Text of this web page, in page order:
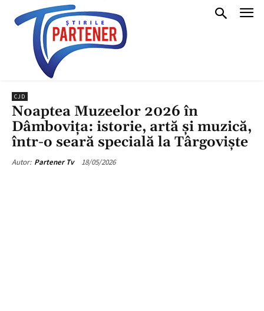
CJD
Noaptea Muzeelor 2026 în
Dâmbovița: istorie, artă și muzică,
într-o seară specială la Târgoviște
Autor: Partener Tv 18/05/2026